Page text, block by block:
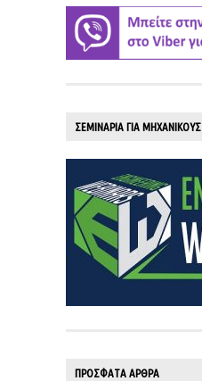
ΣΕΜΙΝΑΡΙΑ ΓΙΑ ΜΗΧΑΝΙΚΟΥΣ
ΠΡΟΣΦΑΤΑ ΑΡΘΡΑ